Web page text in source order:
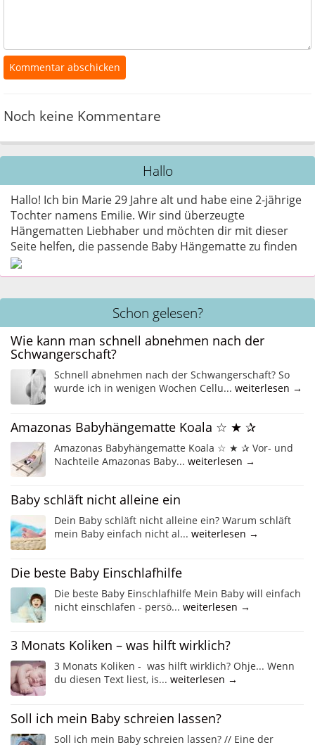
Noch keine Kommentare
Hallo
Hallo! Ich bin Marie 29 Jahre alt und habe eine 2-jährige
Tochter namens Emilie. Wir sind überzeugte
Hängematten Liebhaber und möchten dir mit dieser
Seite helfen, die passende Baby Hängematte zu finden
Schon gelesen?
Wie kann man schnell abnehmen nach der
Schwangerschaft?
Schnell abnehmen nach der Schwangerschaft? So
wurde ich in wenigen Wochen Cellu... weiterlesen →
Amazonas Babyhängematte Koala ☆ ★ ✰
Amazonas Babyhängematte Koala ☆ ★ ✰ Vor- und
Nachteile Amazonas Baby... weiterlesen →
Baby schläft nicht alleine ein
Dein Baby schläft nicht alleine ein? Warum schläft
mein Baby einfach nicht al... weiterlesen →
Die beste Baby Einschlafhilfe
Die beste Baby Einschlafhilfe Mein Baby will einfach
nicht einschlafen - persö... weiterlesen →
3 Monats Koliken – was hilft wirklich?
3 Monats Koliken - was hilft wirklich? Ohje... Wenn
du diesen Text liest, is... weiterlesen →
Soll ich mein Baby schreien lassen?
Soll ich mein Baby schreien lassen? // Eine der